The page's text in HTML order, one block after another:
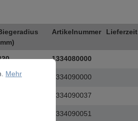
Artikelnummer Lieferzeit
1334080000
1334090000
1334090037
1334090051
Informationen ...
Mehr